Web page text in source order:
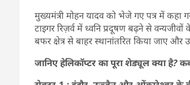
मुख्यमंत्री मोहन यादव को भेजे गए पत्र में कहा
टाइगर रिज़र्व में ध्वनि प्रदूषण बढ़ने से
बफर क्षेत्र से बाहर स्थानांतरित किया जाए
जानिए हेलिकॉप्टर का पूरा शेड्यूल क्या है?